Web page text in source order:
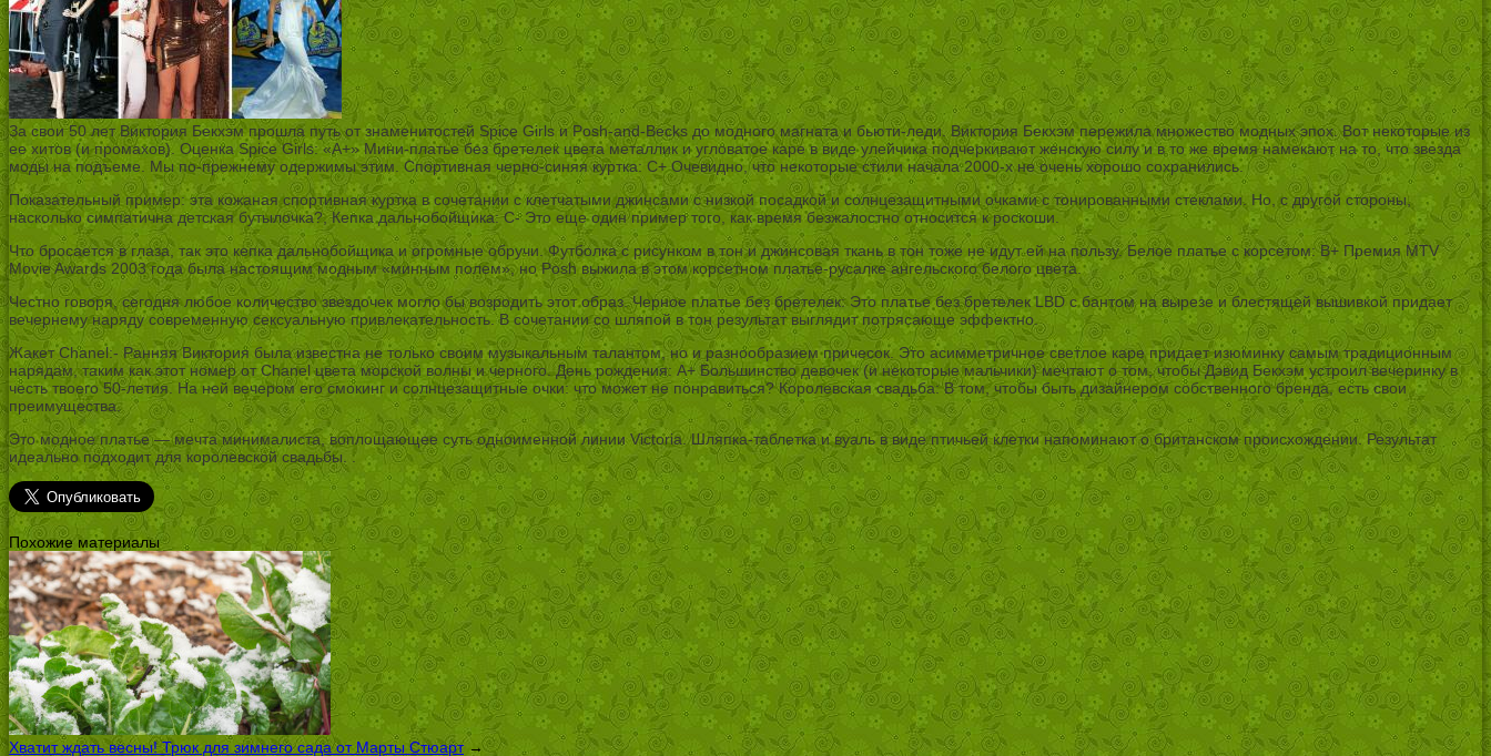
За свои 50 лет Виктория Бекхэм прошла путь от знаменитостей Spice Girls и Posh-and-Becks до модного магната и бьюти-леди. Виктория Бекхэм пережила множество модных эпох. Вот некоторые из
ее хитов (и промахов). Оценка Spice Girls: «А+» Мини-платье без бретелек цвета металлик и угловатое каре в виде улейчика подчеркивают женскую силу и в то же время намекают на то, что звезда
моды на подъеме. Мы по-прежнему одержимы этим. Спортивная черно-синяя куртка: C+ Очевидно, что некоторые стили начала 2000-х не очень хорошо сохранились.
Показательный пример: эта кожаная спортивная куртка в сочетании с клетчатыми джинсами с низкой посадкой и солнцезащитными очками с тонированными стеклами. Но, с другой стороны,
насколько симпатична детская бутылочка?, Кепка дальнобойщика: C- Это еще один пример того, как время безжалостно относится к роскоши.
Что бросается в глаза, так это кепка дальнобойщика и огромные обручи. Футболка с рисунком в тон и джинсовая ткань в тон тоже не идут ей на пользу. Белое платье с корсетом: B+ Премия MTV
Movie Awards 2003 года была настоящим модным «минным полем», но Posh выжила в этом корсетном платье-русалке ангельского белого цвета.
Честно говоря, сегодня любое количество звездочек могло бы возродить этот образ. Черное платье без бретелек: Это платье без бретелек LBD с бантом на вырезе и блестящей вышивкой придает
вечернему наряду современную сексуальную привлекательность. В сочетании со шляпой в тон результат выглядит потрясающе эффектно.
Жакет Chanel:- Ранняя Виктория была известна не только своим музыкальным талантом, но и разнообразием причесок. Это асимметричное светлое каре придает изюминку самым традиционным
нарядам, таким как этот номер от Chanel цвета морской волны и черного. День рождения: A+ Большинство девочек (и некоторые мальчики) мечтают о том, чтобы Дэвид Бекхэм устроил вечеринку в
честь твоего 50-летия. На ней вечером его смокинг и солнцезащитные очки: что может не понравиться? Королевская свадьба: В том, чтобы быть дизайнером собственного бренда, есть свои
преимущества.
Это модное платье — мечта минималиста, воплощающее суть одноименной линии Victoria. Шляпка-таблетка и вуаль в виде птичьей клетки напоминают о британском происхождении. Результат
идеально подходит для королевской свадьбы. .
Похожие материалы
Хватит ждать весны! Трюк для зимнего сада от Марты Стюарт→